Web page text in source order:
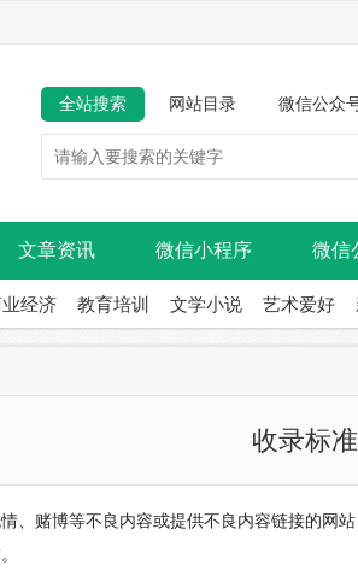
全站搜索 网站目录 微信公众
文章资讯 微信小程序 微信
经济 教育培训 文学小说 艺术爱好
收录标准
、赌博等不良内容或提供不良内容链接的网